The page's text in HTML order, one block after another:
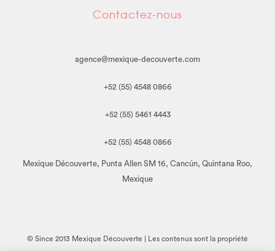
Contactez-nous
agence@mexique-decouverte.com
+52 (55) 4548 0866
+52 (55) 5461 4443
+52 (55) 4548 0866
Mexique Découverte, Punta Allen SM 16, Cancún, Quintana Roo,
Mexique
© Since 2013 Mexique Découverte | Les contenus sont la propriété